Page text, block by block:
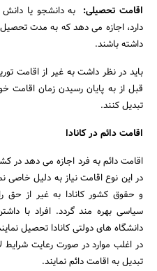
اقامت تحصیلی: به دانشجو یا
داشته باشند.
باید در نظر داشت به غیر از اقامت
قبل از به پایان رسیدن زمان اقامت
تبدیل کنند.
اقامت دائم در کانادا
اقامت دائم به فرد اجازه می دهد در
در این نوع اقامت نیاز به دلیل خاصی
و حقوق کشور کانادا به غیر از
سیاسی بهره مند گردد. افراد با
دانشگاه های دولتی کانادا تحصیل
در اغلب موارد در صورت رعایت شرایط
تبدیل به اقامت دائم نمایند.